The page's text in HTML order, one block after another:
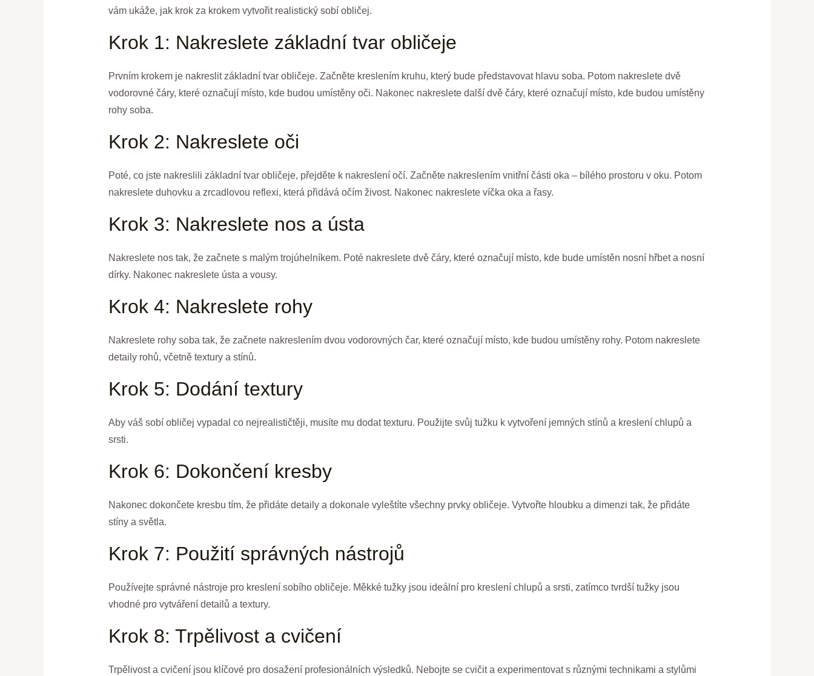
vám ukáže, jak krok za krokem vytvořit realistický sobí obličej.
Krok 1: Nakreslete základní tvar obličeje
Prvním krokem je nakreslit základní tvar obličeje. Začněte kreslením kruhu, který bude představovat hlavu soba. Potom nakreslete dvě
vodorovné čáry, které označují místo, kde budou umístěny oči. Nakonec nakreslete další dvě čáry, které označují místo, kde budou umístěny
rohy soba.
Krok 2: Nakreslete oči
Poté, co jste nakreslili základní tvar obličeje, přejděte k nakreslení očí. Začněte nakreslením vnitřní části oka – bílého prostoru v oku. Potom
nakreslete duhovku a zrcadlovou reflexi, která přidává očím živost. Nakonec nakreslete víčka oka a řasy.
Krok 3: Nakreslete nos a ústa
Nakreslete nos tak, že začnete s malým trojúhelníkem. Poté nakreslete dvě čáry, které označují místo, kde bude umístěn nosní hřbet a nosní
dírky. Nakonec nakreslete ústa a vousy.
Krok 4: Nakreslete rohy
Nakreslete rohy soba tak, že začnete nakreslením dvou vodorovných čar, které označují místo, kde budou umístěny rohy. Potom nakreslete
detaily rohů, včetně textury a stínů.
Krok 5: Dodání textury
Aby váš sobí obličej vypadal co nejrealističtěji, musíte mu dodat texturu. Použijte svůj tužku k vytvoření jemných stínů a kreslení chlupů a
srsti.
Krok 6: Dokončení kresby
Nakonec dokončete kresbu tím, že přidáte detaily a dokonale vyleštíte všechny prvky obličeje. Vytvořte hloubku a dimenzi tak, že přidáte
stíny a světla.
Krok 7: Použití správných nástrojů
Používejte správné nástroje pro kreslení sobího obličeje. Měkké tužky jsou ideální pro kreslení chlupů a srsti, zatímco tvrdší tužky jsou
vhodné pro vytváření detailů a textury.
Krok 8: Trpělivost a cvičení
Trpělivost a cvičení jsou klíčové pro dosažení profesionálních výsledků. Nebojte se cvičit a experimentovat s různými technikami a stylůmi